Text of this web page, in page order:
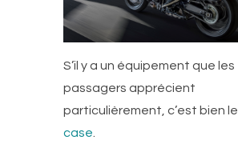
S’il y a un équipement que les
passagers apprécient
particulièrement, c’est bien le
case.